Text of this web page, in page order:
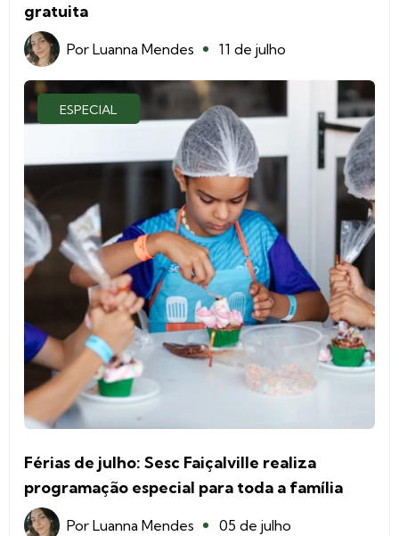
gratuita
Por Luanna Mendes 11 de julho
ESPECIAL
Férias de julho: Sesc Faiçalville realiza
programação especial para toda a família
Por Luanna Mendes 05 de julho